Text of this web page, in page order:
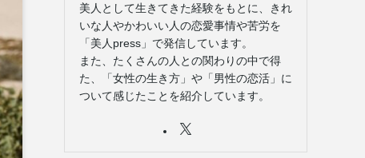
美人として生きてきた経験をもとに、きれ
いな人やかわいい人の恋愛事情や苦労を
「美人press」で発信しています。
また、たくさんの人との関わりの中で得
た、「女性の生き方」や「男性の恋活」に
ついて感じたことを紹介しています。